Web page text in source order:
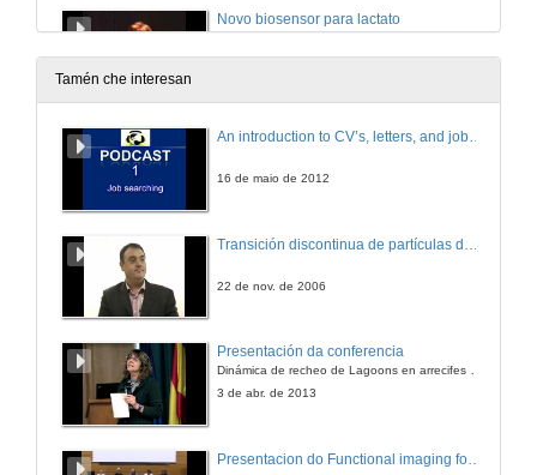
Novo biosensor para lactato
21 de maio de 2010
Quenda de preguntas
Tamén che interesan
An introduction to CV’s, letters, and job searching
16 de maio de 2012
22 de nov. de 2006
Presentación da conferencia
3 de abr. de 2013